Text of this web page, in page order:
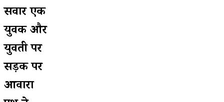
सवार एक
युवक और
युवती पर
सड़क पर
आवारा